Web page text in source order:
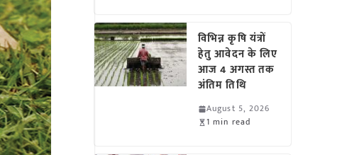
विभिन्न कृषि यंत्रों
हेतु आवेदन के लिए
आज 4 अगस्त तक
अंतिम तिथि
August 5, 2026
1 min read